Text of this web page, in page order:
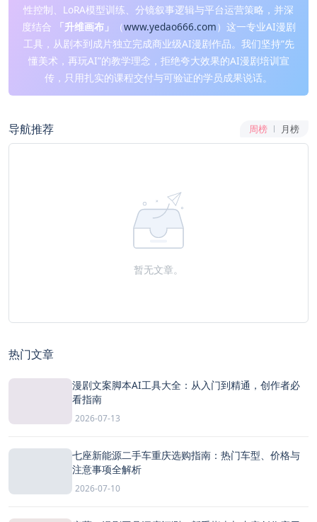
性控制、LoRA模型训练、分镜叙事逻辑与平台运营策略，并深
度结合
「升维画布」 （www.yedao666.com）这一专业AI漫剧
工具，从剧本到成片独立完成商业级AI漫剧作品。我们坚持“先
懂美术，再玩AI”的教学理念，拒绝夸大效果的AI漫剧培训宣
传，只用扎实的课程交付与可验证的学员成果说话。
导航推荐 周榜 月榜
暂无文章。
热门文章
漫剧文案脚本AI工具大全：从入门到精通，创作者必
看指南
2026-07-13
七座新能源二手车重庆选购指南：热门车型、价格与
注意事项全解析
2026-07-10